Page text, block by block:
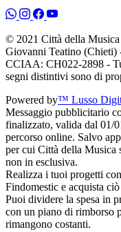
© 2021 Città della
Giovanni Teatino (Chieti)
CCIAA: CH022-2898 -
segni distintivi sono di
Powered by™ Lusso
Messaggio pubblicitario
finalizzato, valida dal 01/
percorso online. Salvo
per cui Città della Musica
non in esclusiva.
Realizza i tuoi progetti
Findomestic e acquista
Puoi dividere la spesa in
con un piano di rimborso
rimangono costanti.